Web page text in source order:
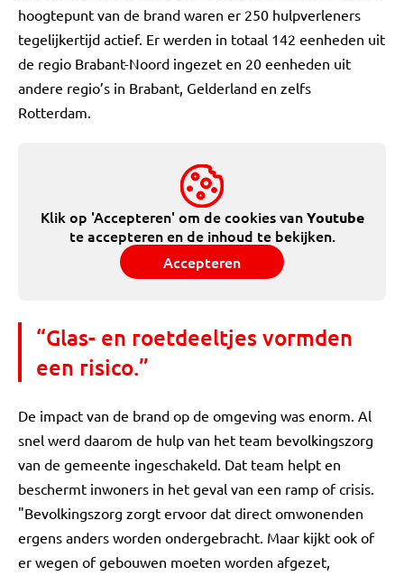
hoogtepunt van de brand waren er 250 hulpverleners
tegelijkertijd actief. Er werden in totaal 142 eenheden uit
de regio Brabant-Noord ingezet en 20 eenheden uit
andere regio’s in Brabant, Gelderland en zelfs
Rotterdam.
Klik op 'Accepteren' om de cookies vanYoutube
te accepteren en de inhoud te bekijken.
Accepteren
“Glas- en roetdeeltjes vormden
een risico.”
De impact van de brand op de omgeving was enorm. Al
snel werd daarom de hulp van het team bevolkingszorg
van de gemeente ingeschakeld. Dat team helpt en
beschermt inwoners in het geval van een ramp of crisis.
"Bevolkingszorg zorgt ervoor dat direct omwonenden
ergens anders worden ondergebracht. Maar kijkt ook of
er wegen of gebouwen moeten worden afgezet,